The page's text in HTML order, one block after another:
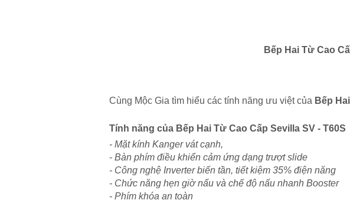
Bếp Hai Từ Cao
Cùng Mộc Gia tìm hiểu các tính năng ưu việt của Bếp
Tính năng của Bếp Hai Từ Cao Cấp Sevilla SV - T60S
- Mặt kính Kanger vát cạnh,
- Bàn phím điều khiển cảm ứng dạng trượt slide
- Công nghệ Inverter biến tần, tiết kiệm 35% điện năng
- Chức năng hẹn giờ nấu và chế độ nấu nhanh Booster
- Phím khóa an toàn